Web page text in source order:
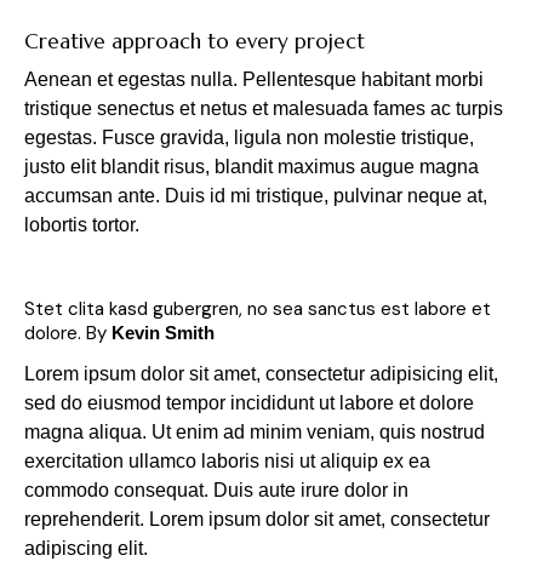
Creative approach to every project
Aenean et egestas nulla. Pellentesque habitant morbi
tristique senectus et netus et malesuada fames ac turpis
egestas. Fusce gravida, ligula non molestie tristique,
justo elit blandit risus, blandit maximus augue magna
accumsan ante. Duis id mi tristique, pulvinar neque at,
lobortis tortor.
Stet clita kasd gubergren, no sea sanctus est labore et
dolore. By Kevin Smith
Lorem ipsum dolor sit amet, consectetur adipisicing elit,
sed do eiusmod tempor incididunt ut labore et dolore
magna aliqua. Ut enim ad minim veniam, quis nostrud
exercitation ullamco laboris nisi ut aliquip ex ea
commodo consequat. Duis aute irure dolor in
reprehenderit. Lorem ipsum dolor sit amet, consectetur
adipiscing elit.